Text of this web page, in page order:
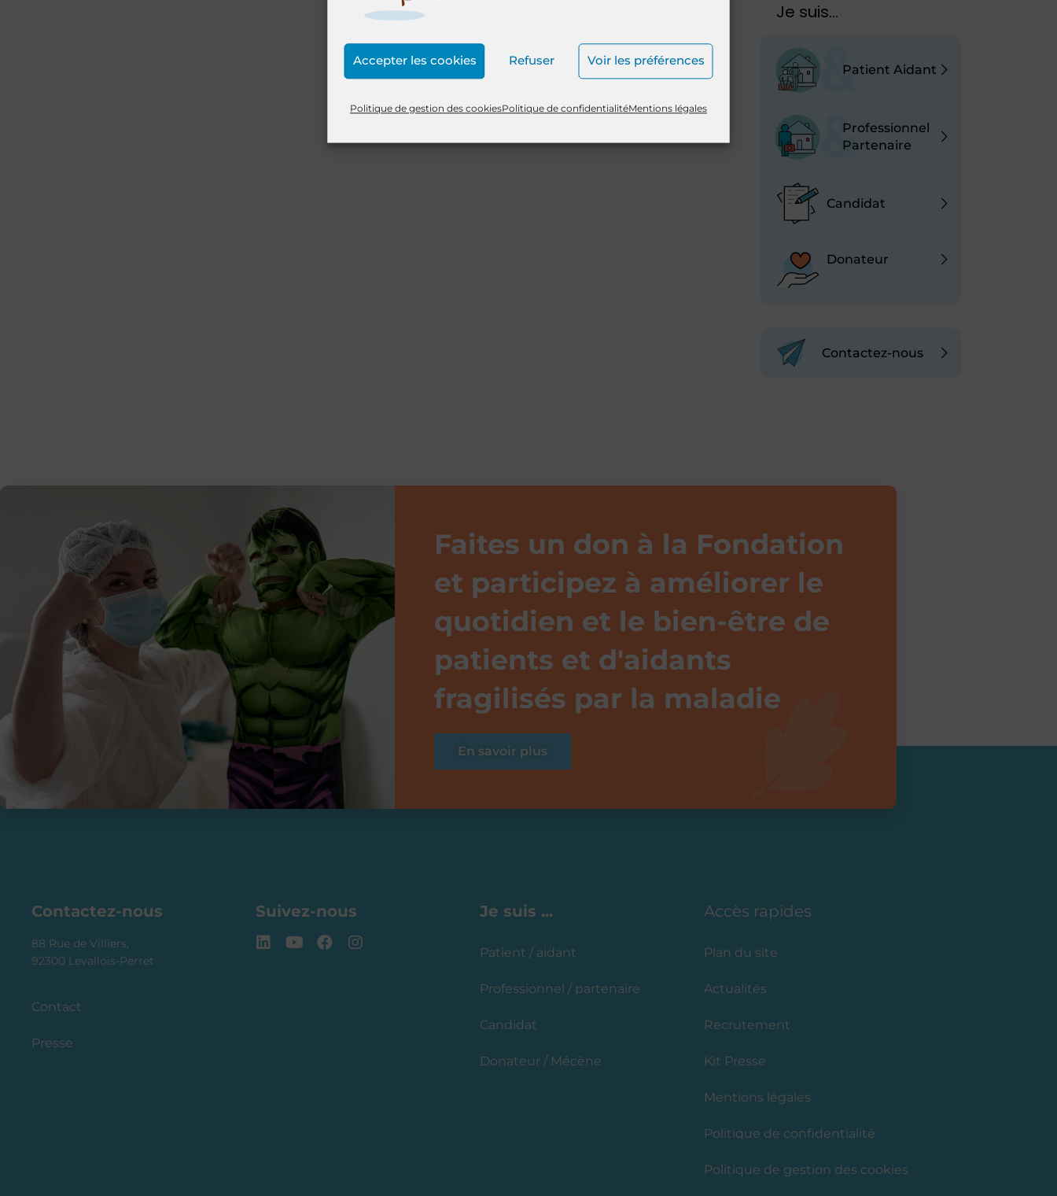
Accepter les cookies Refuser Voir les préférences
Politique de gestion des cookiesPolitique de confidentialitéMentions légales
Je suis...
Patient Aidant
Professionnel
Partenaire
Candidat
Donateur
Contactez-nous
Faites un don à la Fondation
et participez à améliorer le
quotidien et le bien-être de
patients et d'aidants
fragilisés par la maladie
En savoir plus
Contactez-nous
88 Rue de Villiers,
92300 Levallois-Perret
Contact
Presse
Suivez-nous
L
Y
F
I
Je suis ...
Patient / aidant
Professionnel / partenaire
Candidat
Donateur / Mécène
Accès rapides
Plan du site
Actualités
Recrutement
Kit Presse
Mentions légales
Politique de confidentialité
Politique de gestion des cookies